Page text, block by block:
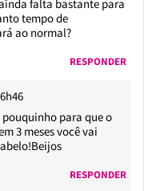
falta bastante para
tempo de
ao normal?
RESPONDER
para que o
3 meses você vai
RESPONDER